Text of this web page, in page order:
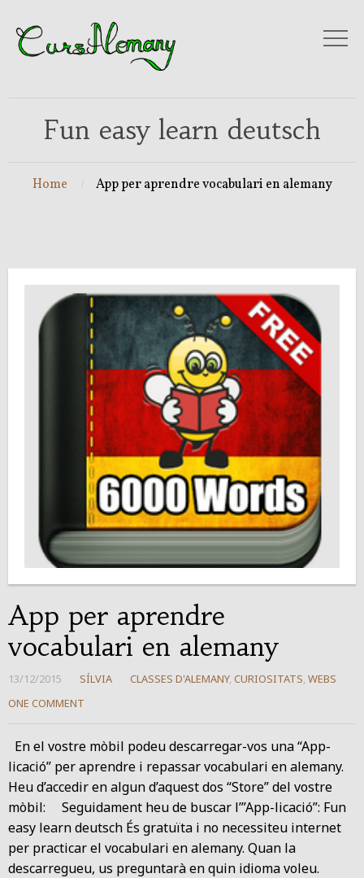
Fun easy learn deutsch
Home App per aprendre vocabulari en alemany
App per aprendre
vocabulari en alemany
13/12/2015 SÍLVIA CLASSES D'ALEMANY, CURIOSITATS, WEBS
ONE COMMENT
En el vostre mòbil podeu descarregar-vos una “App-
licació” per aprendre i repassar vocabulari en alemany.
Heu d’accedir en algun d’aquest dos “Store” del vostre
mòbil: Seguidament heu de buscar l’”App-licació”: Fun
easy learn deutsch És gratuïta i no necessiteu internet
per practicar el vocabulari en alemany. Quan la
descarregueu, us preguntarà en quin idioma voleu.